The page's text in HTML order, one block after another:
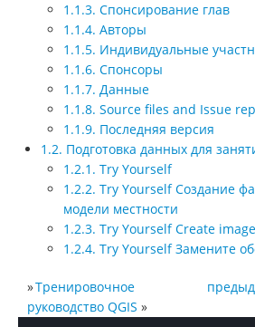
1.1.3. Спонсирование глав
1.1.4. Авторы
1.1.5. Индивидуальные
1.1.6. Спонсоры
1.1.7. Данные
1.1.8. Source files and Issue
1.1.9. Последняя версия
1.2. Подготовка данных для
1.2.1. Try Yourself
1.2.2. Try Yourself Создание
модели местности
1.2.3. Try Yourself Create
1.2.4. Try Yourself Замените
»Тренировочное
руководство QGIS »